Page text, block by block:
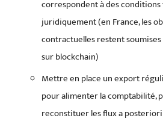
correspondent à des conditions
juridiquement (en France, les
contractuelles restent
sur blockchain)
Mettre en place un export
pour alimenter la comptabilité,
reconstituer les flux a posteriori